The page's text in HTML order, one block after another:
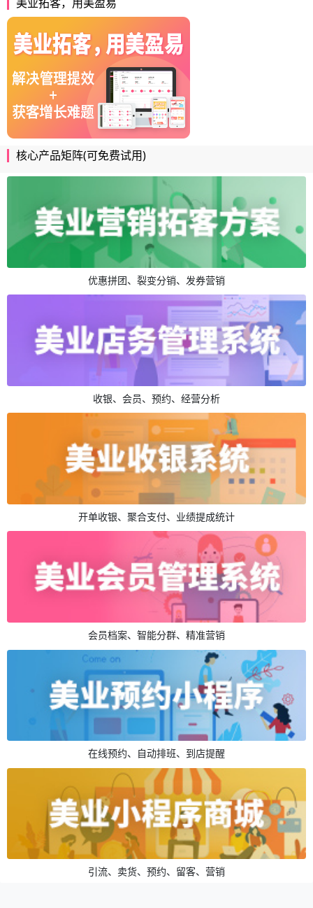
核心产品矩阵(可免费试用)
优惠拼团、裂变分销、发券营销
收银、会员、预约、经营分析
开单收银、聚合支付、业绩提成统计
会员档案、智能分群、精准营销
在线预约、自动排班、到店提醒
引流、卖货、预约、留客、营销